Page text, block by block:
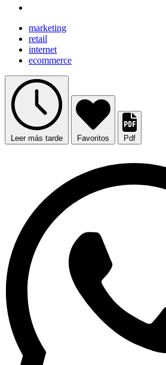
marketing
retail
internet
ecommerce
Leer más tarde Favoritos Pdf